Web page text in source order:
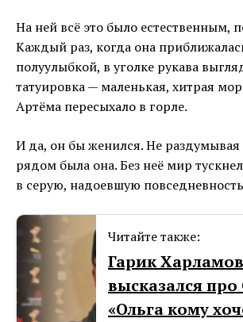
На ней всё это было естественным,
Каждый раз, когда она
полуулыбкой, в уголке рукава
татуировка — маленькая, хитрая
Артёма пересыхало в горле.
И да, он бы женился. Не
рядом была она. Без неё мир
в серую, надоевшую
Читайте также:
Гарик Харламов
высказался про
«Ольга кому